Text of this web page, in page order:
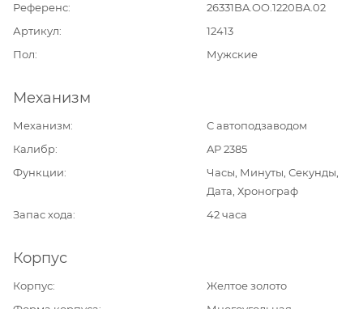
Референс
26331BA.OO.1220BA.02
Артикул
12413
Пол
Мужские
Механизм
Механизм
С автоподзаводом
Калибр
AP 2385
Функции
Часы, Минуты, Секунды,
Дата, Хронограф
Запас хода
42 часа
Корпус
Корпус
Желтое золото